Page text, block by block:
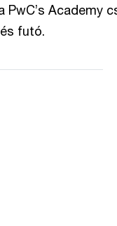
Academy
futó.